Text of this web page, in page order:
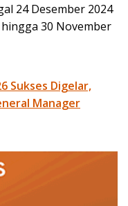
24 Desember 2024
30 November
Sukses Digelar,
Manager